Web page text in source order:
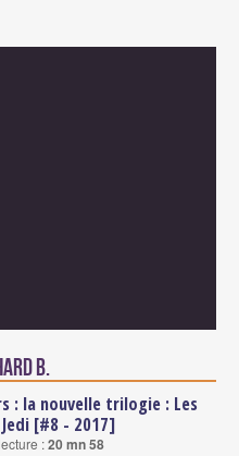
B.
: la nouvelle trilogie : Les
[#8 - 2017]
:20 mn 58